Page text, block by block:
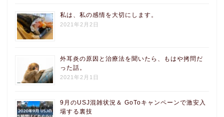
私は、私の感情を大切にします。
2021年2月2日
外耳炎の原因と治療法を聞いたら、もはや拷問だ
った話。
2021年2月1日
9月のUSJ混雑状況＆ GoToキャンペーンで激安入
場する裏技